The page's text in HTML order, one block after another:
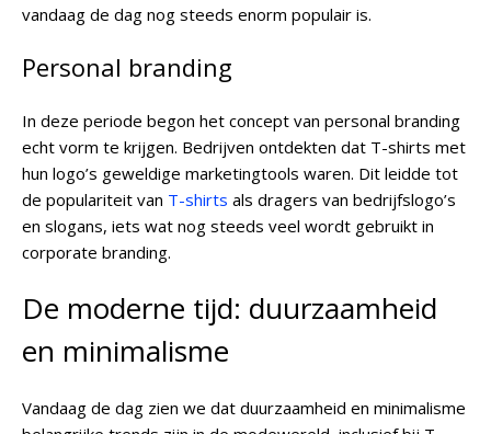
vandaag de dag nog steeds enorm populair is.
Personal branding
In deze periode begon het concept van personal branding
echt vorm te krijgen. Bedrijven ontdekten dat T-shirts met
hun logo’s geweldige marketingtools waren. Dit leidde tot
de populariteit van T-shirts als dragers van bedrijfslogo’s
en slogans, iets wat nog steeds veel wordt gebruikt in
corporate branding.
De moderne tijd: duurzaamheid
en minimalisme
Vandaag de dag zien we dat duurzaamheid en minimalisme